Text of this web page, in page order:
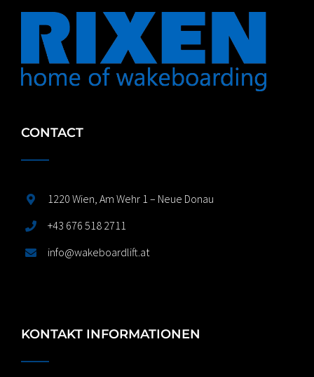
CONTACT
1220 Wien, Am Wehr 1 – Neue Donau
+43 676 518 2711
info@wakeboardlift.at
KONTAKT INFORMATIONEN